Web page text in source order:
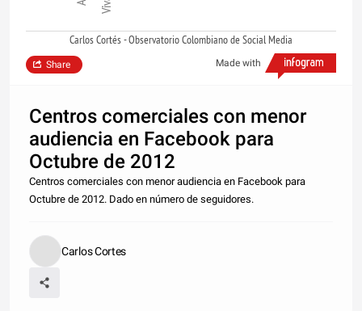
Carlos Cortés - Observatorio Colombiano de Social Media
Made with
Share
Centros comerciales con menor
audiencia en Facebook para
Octubre de 2012
Centros comerciales con menor audiencia en Facebook para
Octubre de 2012. Dado en número de seguidores.
Carlos Cortes